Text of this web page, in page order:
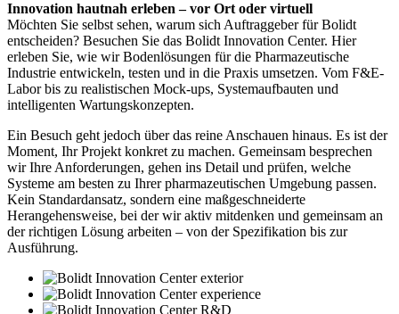
Innovation hautnah erleben – vor Ort oder virtuell
Möchten Sie selbst sehen, warum sich Auftraggeber für Bolidt
entscheiden? Besuchen Sie das Bolidt Innovation Center. Hier
erleben Sie, wie wir Bodenlösungen für die Pharmazeutische
Industrie entwickeln, testen und in die Praxis umsetzen. Vom F&E-
Labor bis zu realistischen Mock-ups, Systemaufbauten und
intelligenten Wartungskonzepten.
Ein Besuch geht jedoch über das reine Anschauen hinaus. Es ist der
Moment, Ihr Projekt konkret zu machen. Gemeinsam besprechen
wir Ihre Anforderungen, gehen ins Detail und prüfen, welche
Systeme am besten zu Ihrer pharmazeutischen Umgebung passen.
Kein Standardansatz, sondern eine maßgeschneiderte
Herangehensweise, bei der wir aktiv mitdenken und gemeinsam an
der richtigen Lösung arbeiten – von der Spezifikation bis zur
Ausführung.